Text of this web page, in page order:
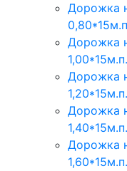
Дорожка
Дорожка
1,00*15м.п.
Дорожка
1,20*15м.п.
Дорожка
1,40*15м.п.
Дорожка
1,60*15м.п.